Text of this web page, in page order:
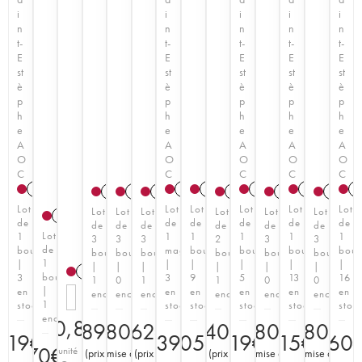
i
n
t-
E
st
è
p
h
e
A
O
C
Lot
de
1
bouteille
|
3
en
stock
€
Lot
de
1
bouteille
|
1
enchère
70€
2025 T
280,80€
Prix à l'unité
2008
Lot
de
3
bouteilles
|
1
enchère
189€
(prix
1985
Lot
de
3
bouteilles
|
0
enchère
180€
( mise à
1997
Lot
de
3
bouteilles
|
1
enchère
162€
(prix
i
n
t-
E
st
è
p
h
e
A
O
C
2023
T
Lot
de
1
magnum
|
3
en
stock
239€
2019
Lot
de
1
bouteille
|
9
en
stock
105€
1998
Lot
de
2
bouteilles
|
1
enchère
140€
(prix
i
n
t-
E
st
è
p
h
e
A
O
C
2023
T
Lot
de
1
bouteille
|
5
en
stock
119€
1999
Lot
de
3
bouteilles
|
0
enchère
180€
(mise à
i
n
t-
E
st
è
p
h
e
A
O
C
2021
T
Lot
de
1
bouteille
|
13
en
stock
115€
1985
Lot
de
3
bouteilles
|
0
enchère
180€
(mise à
i
n
t-
E
st
è
p
h
e
A
O
C
Lot
de
1
|
16
en
160